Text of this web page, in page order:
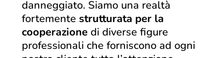
danneggiato. Siamo una realtà
fortemente strutturata per la
cooperazionedi diverse figure
professionali che forniscono ad ogni